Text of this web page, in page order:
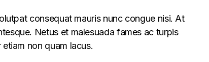
consequat mauris nunc congue nisi. At
Netus et malesuada fames ac turpis
non quam lacus.